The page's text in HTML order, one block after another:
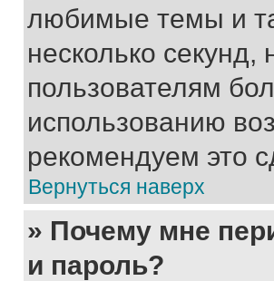
любимые темы и
несколько
пользователям
использованию
рекомендуем это
Вернуться наверх
» Почему мне
и пароль?